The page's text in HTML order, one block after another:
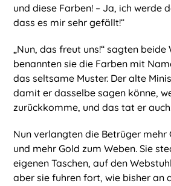
und diese Farben! – Ja, ich werde
dass es mir sehr gefällt!“
„Nun, das freut uns!“ sagten
benannten sie die Farben mit
das seltsame Muster. Der alte
damit er dasselbe sagen könne,
zurückkomme, und das tat er
Nun verlangten die Betrüger mehr
und mehr Gold zum Weben. Sie
eigenen Taschen, auf den
aber sie fuhren fort, wie bisher an